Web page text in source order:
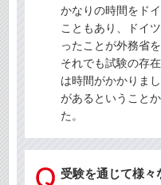
かなりの時間をド
こともあり、ドイ
ったことが外務省
それでも試験の存
は時間がかかりま
があるということ
た。
受験を通じて様々